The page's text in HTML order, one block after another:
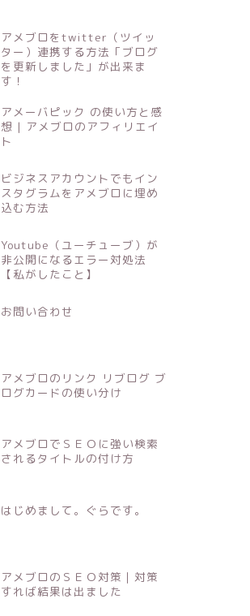
アメブロをtwitter（ツイッ
ター）連携する方法「ブログ
を更新しました」が出来ま
す！
アメーバピック の使い方と感
想 | アメブロのアフィリエイ
ト
ビジネスアカウントでもイン
スタグラムをアメブロに埋め
込む方法
Youtube（ユーチューブ）が
非公開になるエラー対処法
【私がしたこと】
お問い合わせ
アメブロのリンク リブログ ブ
ログカードの使い分け
アメブロでＳＥＯに強い検索
されるタイトルの付け方
はじめまして。ぐらです。
アメブロのＳＥＯ対策｜対策
すれば結果は出ました